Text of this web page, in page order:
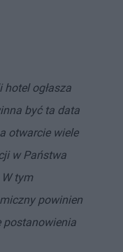
hotel ogłasza
być ta data
otwarcie wiele
w Państwa
tym
powinien
postanowienia